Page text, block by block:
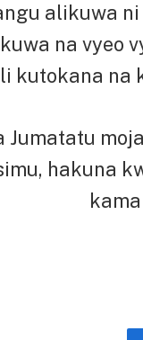
alikuwa
na vyeo
kutokana na
Jumatatu
hakuna